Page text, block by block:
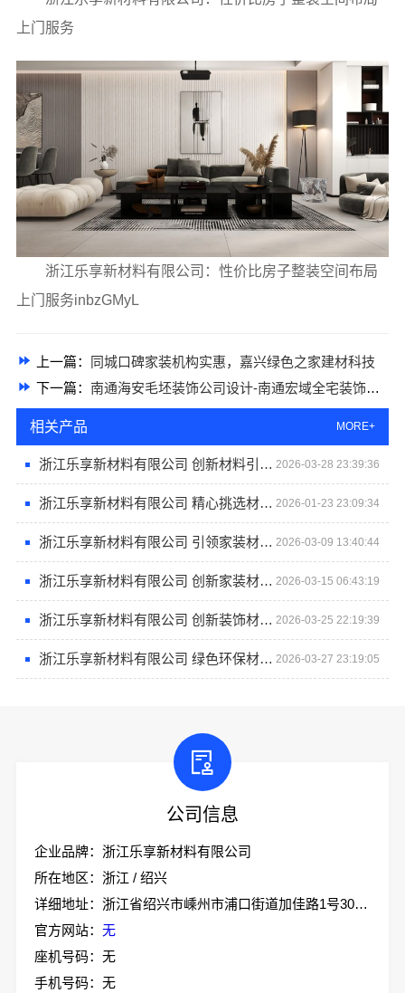
上门服务
浙江乐享新材料有限公司：性价比房子整装空间布局
上门服务inbzGMyL
上一篇：
同城口碑家装机构实惠，嘉兴绿色之家建材科技
下一篇： 南通海安毛坯装饰公司设计-南通宏域全宅装饰建材有限公司
相关产品 MORE+
浙江乐享新材料有限公司 创新材料引领行业潮流 2026-03-28 23:39:36
浙江乐享新材料有限公司 精心挑选材料实现完美创意 2026-01-23 23:09:34
浙江乐享新材料有限公司 引领家装材料新趋势 2026-03-09 13:40:44
浙江乐享新材料有限公司 创新家装材料研发 2026-03-15 06:43:19
浙江乐享新材料有限公司 创新装饰材料引领家装新潮流 2026-03-25 22:19:39
浙江乐享新材料有限公司 绿色环保材料为家增添健康保障 2026-03-27 23:19:05
公司信息
企业品牌：浙江乐享新材料有限公司
所在地区：浙江 / 绍兴
详细地址：浙江省绍兴市嵊州市浦口街道加佳路1号305室
官方网站： 无
座机号码：无
手机号码：无